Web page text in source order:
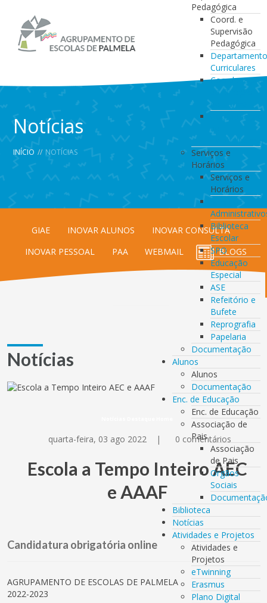
Pedagógica
Coord. e
Supervisão
Pedagógica
Curriculares
Coordenação
da Direção
de Turma
Coordenação
de
Serviços e
Horários
Serviços e
Horários
Serviços
Biblioteca
Escolar
SPO
Educação
Especial
ASE
Refeitório e
Bufete
Reprografia
Papelaria
Documentação
Alunos
Alunos
Documentação
Enc. de Educação
Enc. de Educação
Associação de
Pais
Associação
de Pais
Orgãos
Sociais
Biblioteca
Notícias
Atividades e Projetos
Atividades e
Projetos
eTwinning
Erasmus
Plano Digital
Notícias
INÍCIO // NOTÍCIAS
GIAE INOVAR ALUNOS
INOVAR CONSULTA
INOVAR PESSOAL
PAA WEBMAIL BLOGS
Notícias
quarta-feira, 03 ago 2022 | 0 comentários
Escola a Tempo Inteiro AEC
e AAAF
Candidatura obrigatória online
AGRUPAMENTO DE ESCOLAS DE PALMELA
2022-2023